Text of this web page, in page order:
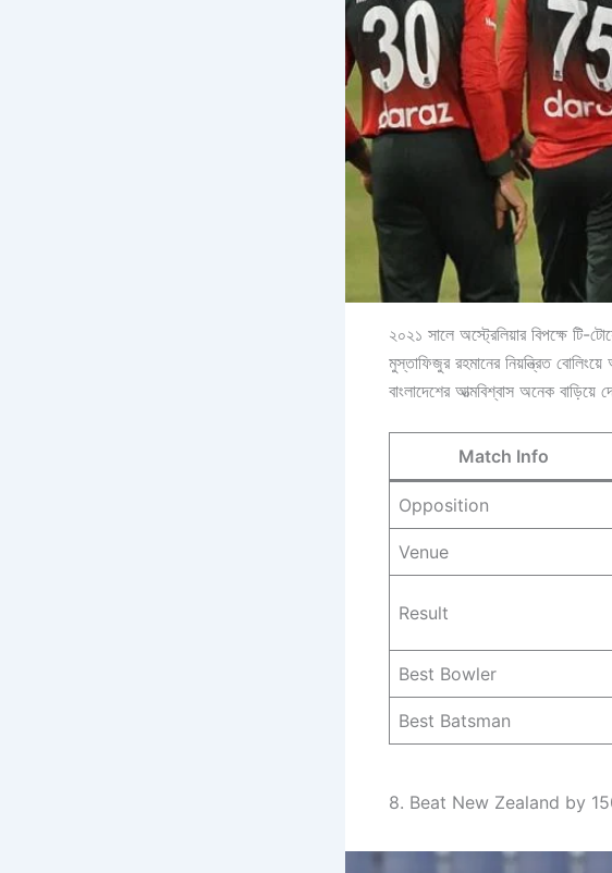
২০২১ সালে অস্ট্রেলিয়ার বিপক্ষে টি-
মুস্তাফিজুর রহমানের নিয়ন্ত্রিত
বাংলাদেশের আত্মবিশ্বাস অনেক বাড়িয়ে
Match Info
Opposition
Venue
Result
Best Bowler
Best Batsman
8. Beat New Zealand by